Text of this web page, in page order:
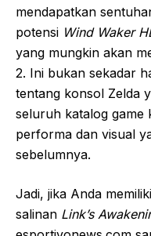
mendapatkan
potensi Wind Waker
yang mungkin akan
2. Ini bukan sekadar
tentang konsol Zelda
seluruh katalog game
performa dan visual
sebelumnya.
Jadi, jika Anda
salinan Link’s